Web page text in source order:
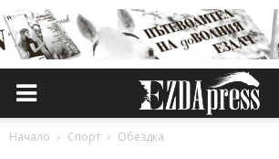
Начало Спорт Обездка